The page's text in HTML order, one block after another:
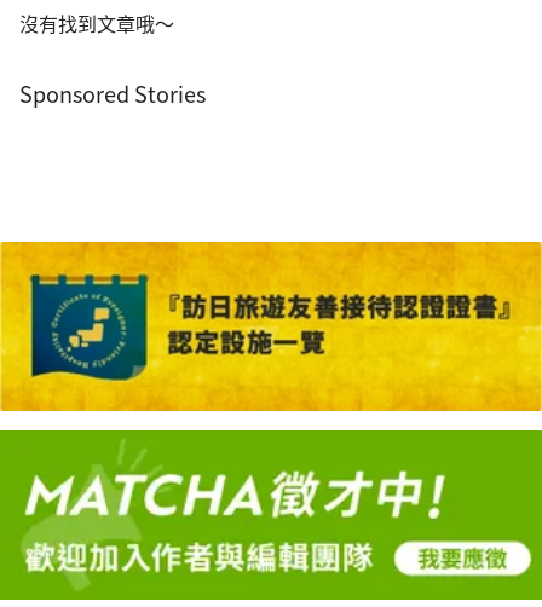
沒有找到文章哦～
Sponsored Stories